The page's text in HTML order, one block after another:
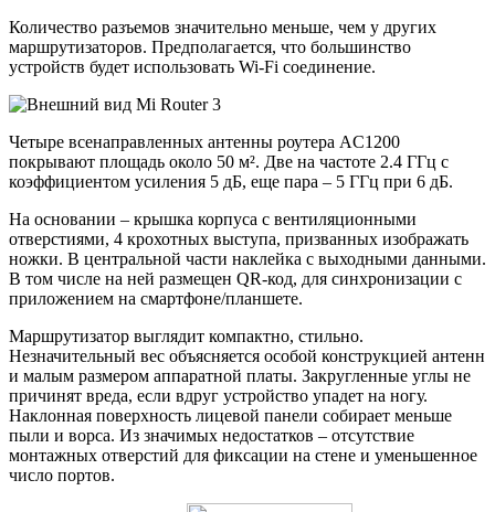
Количество разъемов значительно меньше, чем у других
маршрутизаторов. Предполагается, что большинство
устройств будет использовать Wi-Fi соединение.
Четыре всенаправленных антенны роутера AC1200
покрывают площадь около 50 м². Две на частоте 2.4 ГГц с
коэффициентом усиления 5 дБ, еще пара – 5 ГГц при 6 дБ.
На основании – крышка корпуса с вентиляционными
отверстиями, 4 крохотных выступа, призванных изображать
ножки. В центральной части наклейка с выходными данными.
В том числе на ней размещен QR-код, для синхронизации с
приложением на смартфоне/планшете.
Маршрутизатор выглядит компактно, стильно.
Незначительный вес объясняется особой конструкцией антенн
и малым размером аппаратной платы. Закругленные углы не
причинят вреда, если вдруг устройство упадет на ногу.
Наклонная поверхность лицевой панели собирает меньше
пыли и ворса. Из значимых недостатков – отсутствие
монтажных отверстий для фиксации на стене и уменьшенное
число портов.